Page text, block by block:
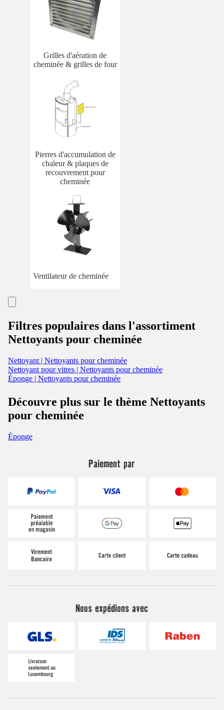
Grilles d'aération de
cheminée & grilles de four
Pierres d'accumulation de
chaleur & plaques de
recouvrement pour
cheminée
Ventilateur de cheminée
Filtres populaires dans l'assortiment
Nettoyants pour cheminée
Nettoyant | Nettoyants pour cheminée
Nettoyant pour vitres | Nettoyants pour cheminée
Éponge | Nettoyants pour cheminée
Découvre plus sur le thème Nettoyants
pour cheminée
Éponge
Paiement par
Nous expédions avec